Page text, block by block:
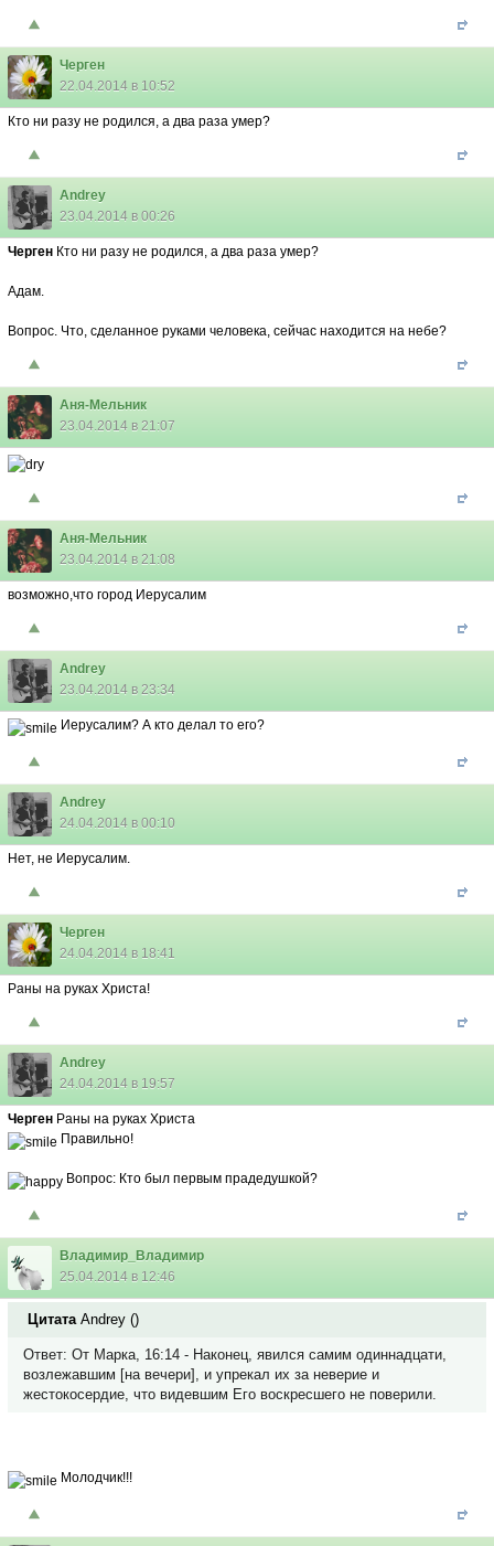
Черген
22.04.2014 в 10:52
Кто ни разу не родился, а два раза умер?
Andrey
23.04.2014 в 00:26
Черген Кто ни разу не родился, а два раза умер?
Адам.
Вопрос. Что, сделанное руками человека, сейчас находится на небе?
Аня-Мельник
23.04.2014 в 21:07
Аня-Мельник
23.04.2014 в 21:08
возможно,что город Иерусалим
Andrey
23.04.2014 в 23:34
Иерусалим? А кто делал то его?
Andrey
24.04.2014 в 00:10
Нет, не Иерусалим.
Черген
24.04.2014 в 18:41
Раны на руках Христа!
Andrey
24.04.2014 в 19:57
Черген Раны на руках Христа
Правильно!
Вопрос: Кто был первым прадедушкой?
Владимир_Владимир
25.04.2014 в 12:46
Цитата Andrey ()
Ответ: От Марка, 16:14 - Наконец, явился самим одиннадцати,
возлежавшим [на вечери], и упрекал их за неверие и
жестокосердие, что видевшим Его воскресшего не поверили.
Молодчик!!!